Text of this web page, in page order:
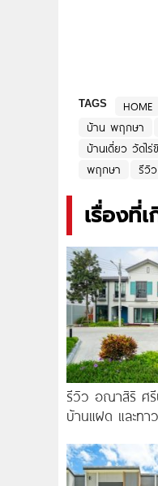
TAGS HOME
บ้าน พฤกษา
บ้านเดี่ยว วัดไร่
พฤกษา
รีวิ
เรื่องที่
รีวิว อณาสิริ ศ
บ้านแฝด และทา
รกษา